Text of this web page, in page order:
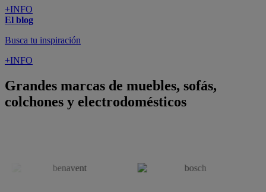
+INFO
El blog
Busca tu inspiración
+INFO
Grandes marcas de muebles, sofás,
colchones y electrodomésticos